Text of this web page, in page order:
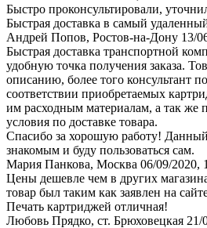
Быстро проконсультировали,
Быстрая доставка в самый
Андрей Попов, Ростов-на-Дону 13/
Быстрая доставка транспортной
удобную точка получения заказа.
описанию, более того консультант
соответствии приобретаемых
им расходным материалам, а так же
условия по доставке товара.
Спасибо за хорошую работу! Данный
знакомым и буду пользоваться сам.
Мария Панкова, Москва 06/09/2020,
Цены дешевле чем в других
товар был таким как заявлен на
Печать картриджей отличная!
Любовь Прядко, ст. Брюховецкая 21/